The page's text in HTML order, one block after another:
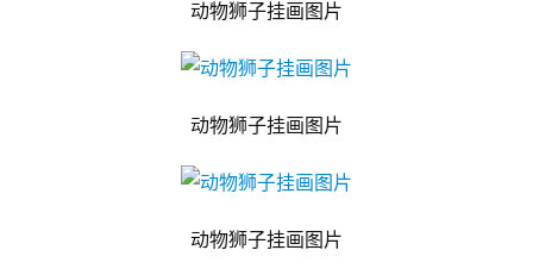
动物狮子挂画图片
动物狮子挂画图片
动物狮子挂画图片